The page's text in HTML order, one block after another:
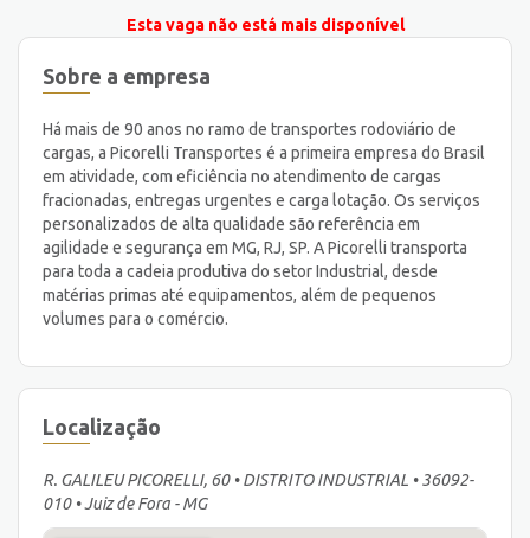
Esta vaga não está mais disponível
Sobre a empresa
Há mais de 90 anos no ramo de transportes rodoviário de
cargas, a Picorelli Transportes é a primeira empresa do Brasil
em atividade, com eficiência no atendimento de cargas
fracionadas, entregas urgentes e carga lotação. Os serviços
personalizados de alta qualidade são referência em
agilidade e segurança em MG, RJ, SP. A Picorelli transporta
para toda a cadeia produtiva do setor Industrial, desde
matérias primas até equipamentos, além de pequenos
volumes para o comércio.
Localização
R. GALILEU PICORELLI, 60 • DISTRITO INDUSTRIAL • 36092-
010 • Juiz de Fora - MG